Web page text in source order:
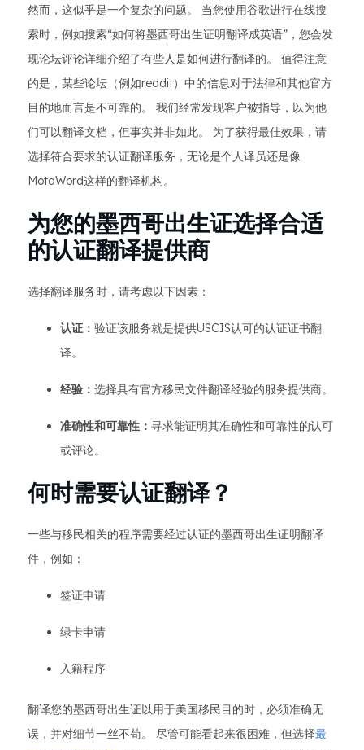
然而，这似乎是一个复杂的问题。 当您使用谷歌进行在线搜
索时，例如搜索“如何将墨西哥出生证明翻译成英语”，您会发
现论坛评论详细介绍了有些人是如何进行翻译的。 值得注意
的是，某些论坛（例如reddit）中的信息对于法律和其他官方
目的地而言是不可靠的。 我们经常发现客户被指导，以为他
们可以翻译文档，但事实并非如此。 为了获得最佳效果，请
选择符合要求的认证翻译服务，无论是个人译员还是像
MotaWord这样的翻译机构。
为您的墨西哥出生证选择合适
的认证翻译提供商
选择翻译服务时，请考虑以下因素：
认证： 验证该服务就是提供USCIS认可的认证证书翻
译。
经验： 选择具有官方移民文件翻译经验的服务提供商。
准确性和可靠性： 寻求能证明其准确性和可靠性的认可
或评论。
何时需要认证翻译？
一些与移民相关的程序需要经过认证的墨西哥出生证明翻译
件，例如：
签证申请
绿卡申请
入籍程序
翻译您的墨西哥出生证以用于美国移民目的时，必须准确无
误，并对细节一丝不苟。 尽管可能看起来很困难，但选择最